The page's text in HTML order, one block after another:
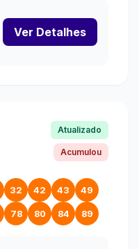
Ver Detalhes
Atualizado
Acumulou
32 42 43 49
78 80 84 89